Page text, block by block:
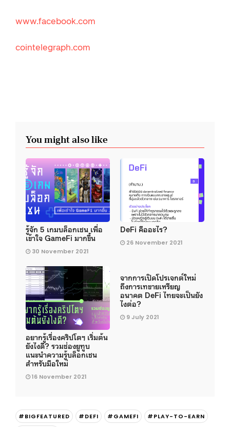
www.facebook.com
cointelegraph.com
You might also like
รู้จัก 5 เกมบล็อกเชน เพื่อ
เข้าใจ GameFi มากขึ้น
30 November 2021
DeFi คืออะไร?
26 November 2021
อยากรู้เรื่องคริปโตฯ เริ่มต้น
ยังไงดี? รวมช่องยูทูบ
แนะนำความรู้บล็อกเชน
สำหรับมือใหม่
16 November 2021
จากการเปิดโปรเจกต์ใหม่
ถึงการเทขายเหรียญ
อนาคต DeFi ไทยจะเป็นยัง
ไงต่อ?
9 July 2021
#BIGFEATURED #DEFI #GAMEFI
#PLAY-TO-EARN